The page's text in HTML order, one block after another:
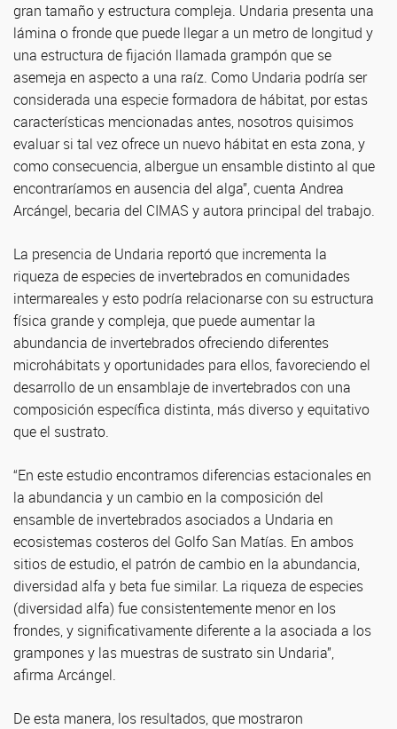
gran tamaño y estructura compleja. Undaria presenta una
lámina o fronde que puede llegar a un metro de longitud y
una estructura de fijación llamada grampón que se
asemeja en aspecto a una raíz. Como Undaria podría ser
considerada una especie formadora de hábitat, por estas
características mencionadas antes, nosotros quisimos
evaluar si tal vez ofrece un nuevo hábitat en esta zona, y
como consecuencia, albergue un ensamble distinto al que
encontraríamos en ausencia del alga”, cuenta Andrea
Arcángel, becaria del CIMAS y autora principal del trabajo.
La presencia de Undaria reportó que incrementa la
riqueza de especies de invertebrados en comunidades
intermareales y esto podría relacionarse con su estructura
física grande y compleja, que puede aumentar la
abundancia de invertebrados ofreciendo diferentes
microhábitats y oportunidades para ellos, favoreciendo el
desarrollo de un ensamblaje de invertebrados con una
composición específica distinta, más diverso y equitativo
que el sustrato.
“En este estudio encontramos diferencias estacionales en
la abundancia y un cambio en la composición del
ensamble de invertebrados asociados a Undaria en
ecosistemas costeros del Golfo San Matías. En ambos
sitios de estudio, el patrón de cambio en la abundancia,
diversidad alfa y beta fue similar. La riqueza de especies
(diversidad alfa) fue consistentemente menor en los
frondes, y significativamente diferente a la asociada a los
grampones y las muestras de sustrato sin Undaria”,
afirma Arcángel.
De esta manera, los resultados, que mostraron